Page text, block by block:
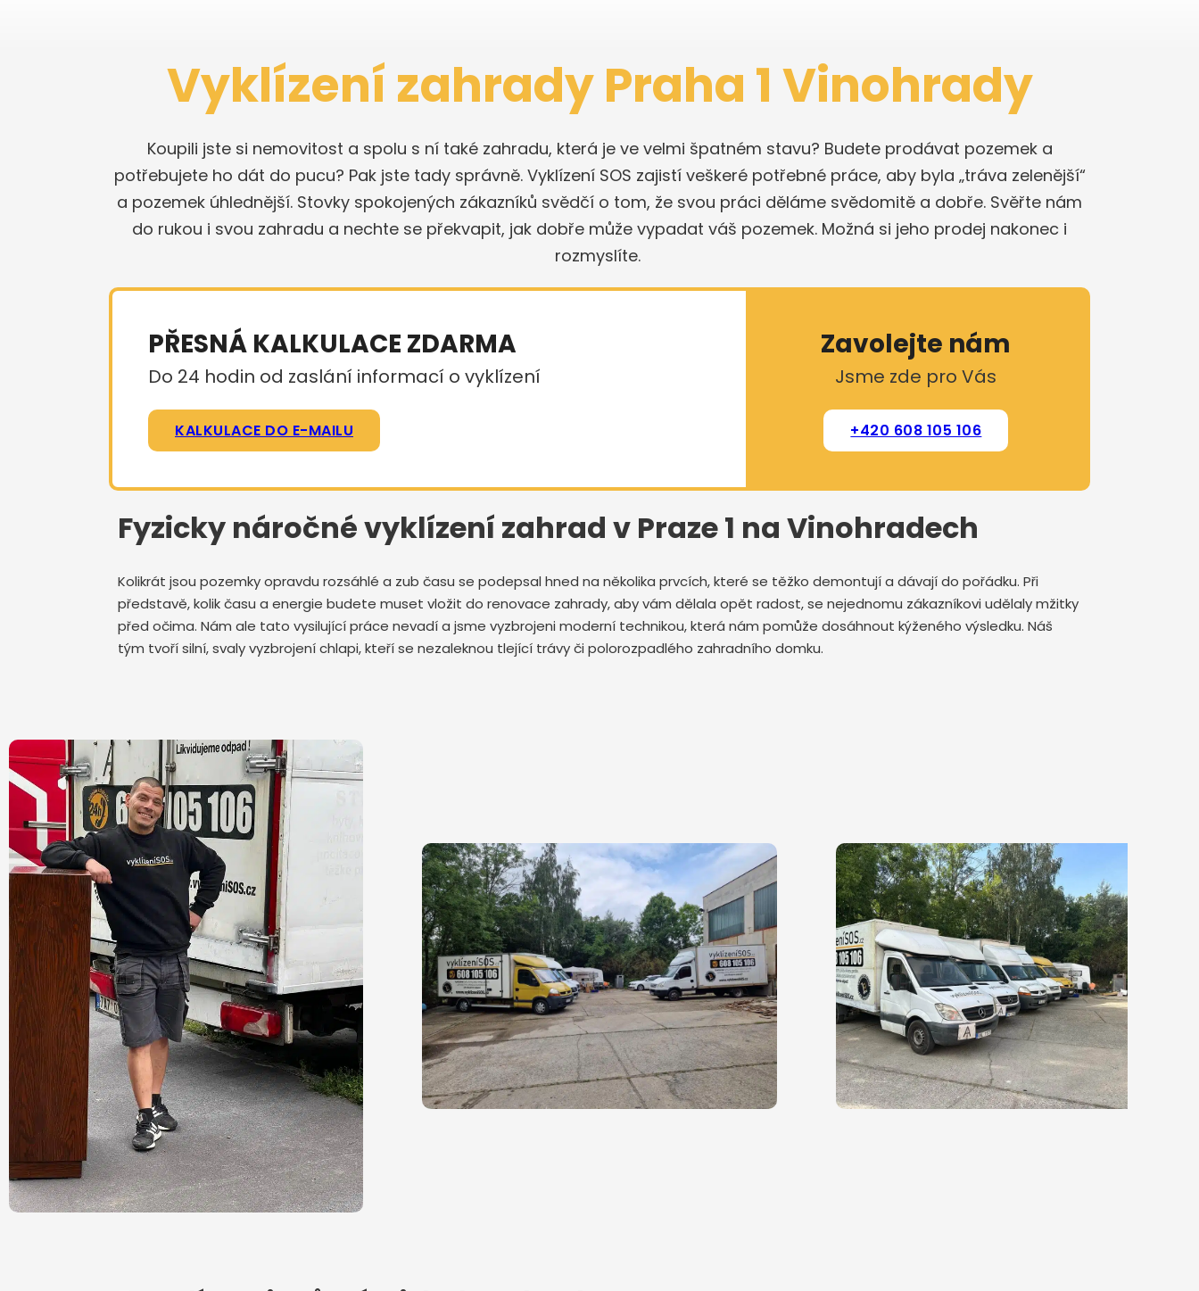
Vyklízení zahrady Praha 1 Vinohrady
Koupili jste si nemovitost a spolu s ní také zahradu, která je ve velmi špatném stavu? Budete prodávat pozemek a
potřebujete ho dát do pucu? Pak jste tady správně. Vyklízení SOS zajistí veškeré potřebné práce, aby byla „tráva zelenější“
a pozemek úhlednější. Stovky spokojených zákazníků svědčí o tom, že svou práci děláme svědomitě a dobře. Svěřte nám
do rukou i svou zahradu a nechte se překvapit, jak dobře může vypadat váš pozemek. Možná si jeho prodej nakonec i
rozmyslíte.
PŘESNÁ KALKULACE ZDARMA
Do 24 hodin od zaslání informací o vyklízení
KALKULACE DO E-MAILU
Zavolejte nám
Jsme zde pro Vás
+420 608 105 106
Fyzicky náročné vyklízení zahrad v Praze 1 na Vinohradech
Kolikrát jsou pozemky opravdu rozsáhlé a zub času se podepsal hned na několika prvcích, které se těžko demontují a dávají do pořádku. Při
představě, kolik času a energie budete muset vložit do renovace zahrady, aby vám dělala opět radost, se nejednomu zákazníkovi udělaly mžitky
před očima. Nám ale tato vysilující práce nevadí a jsme vyzbrojeni moderní technikou, která nám pomůže dosáhnout kýženého výsledku. Náš
tým tvoří silní, svaly vyzbrojení chlapi, kteří se nezaleknou tlející trávy či polorozpadlého zahradního domku.